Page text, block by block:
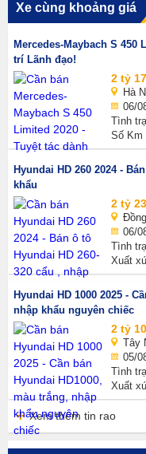
Xe cùng khoảng giá
Mercedes-Maybach S 450
trí Lãnh đạo!
2 tỷ
Hà
06/
Tình
Số Km
Hyundai HD 260 2024 -
khẩu
2 tỷ
06/
Tình
Xuất
Hyundai HD 1000 2025 -
nhập khẩu nguyên chiếc
2 tỷ
Tây
05/
Tình
Xuất
Xem thêm tin rao